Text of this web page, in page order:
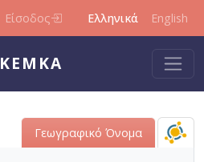
Είσοδος Ελληνικά English
ΚΕΜΚΑ
Γεωγραφικό Όνομα